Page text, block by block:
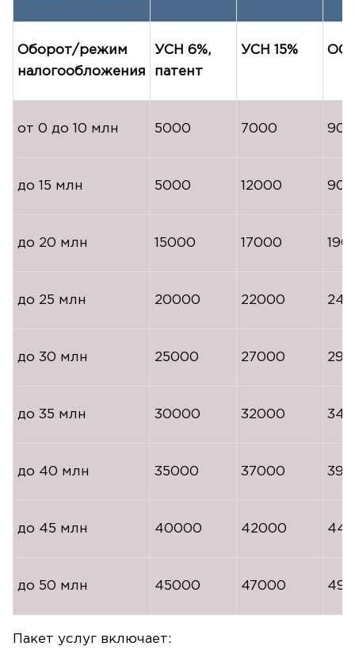
Оборот/режим
налогообложения
УСН 6%,
патент
УСН 15%
от 0 до 10 млн 5000 7000
до 15 млн 5000 12000
до 20 млн 15000 17000
до 25 млн 20000 22000
до 30 млн 25000 27000
до 35 млн 30000 32000
до 40 млн 35000 37000
до 45 млн 40000 42000
до 50 млн 45000 47000
Пакет услуг включает: